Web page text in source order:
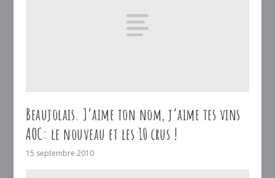
Beaujolais. J’aime ton nom, j’aime tes vins
AOC: le nouveau et les 10 crus !
15 septembre 2010